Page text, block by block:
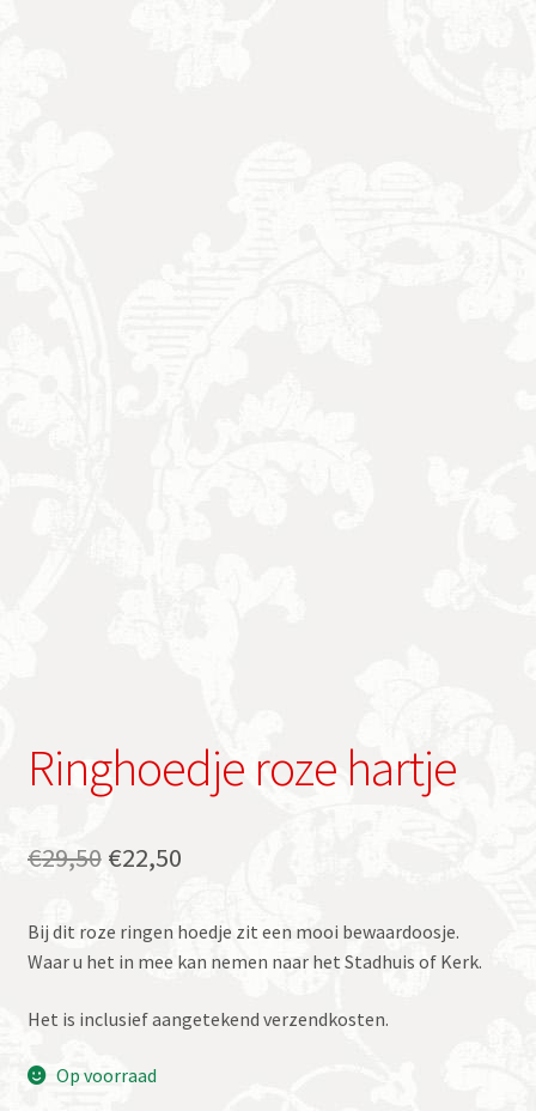
Ringhoedje roze hartje
€29,50 Oorspronkelijke
was:
€22,50Huidige
is:
Bij dit roze ringen hoedje zit een mooi bewaardoosje.
Waar u het in mee kan nemen naar het Stadhuis of Kerk.
Het is inclusief aangetekend verzendkosten.
Op voorraad